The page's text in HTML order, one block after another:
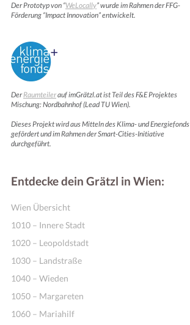
Der Prototyp von “WeLocally” wurde im Rahmen der FFG-
Förderung “Impact Innovation” entwickelt.
DerRaumteilerauf imGrätzl.at ist Teil des F&E Projektes
Mischung: Nordbahnhof (Lead TU Wien).
Dieses Projekt wird aus Mitteln des Klima- und Energiefonds
gefördert und im Rahmen der Smart-Cities-Initiative
durchgeführt.
Entdecke dein Grätzl in Wien:
Wien Übersicht
1010 – Innere Stadt
1020 – Leopoldstadt
1030 – Landstraße
1040 – Wieden
1050 – Margareten
1060 – Mariahilf